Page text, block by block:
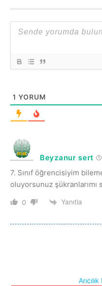
1 YORUM
Beyzanur sert
7. Sınıf öğrencisiyim
oluyorsunuz
0 Yanıtla